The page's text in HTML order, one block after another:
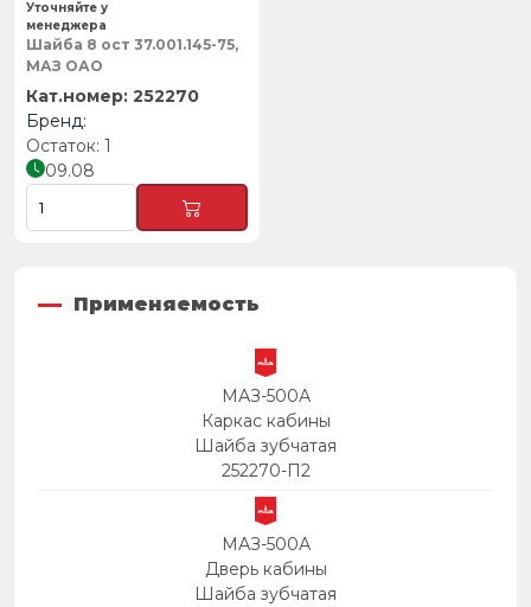
Шайба 8 ост 37.001.145-75,
МАЗ ОАО
252270
1
09.08
Уточняйте у
менеджера
Применяемость
МАЗ-500А
Каркас кабины
Шайба зубчатая
252270-П2
МАЗ-500А
Дверь кабины
Шайба зубчатая